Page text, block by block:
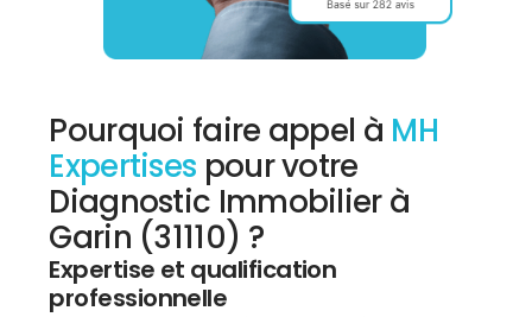
Pourquoi faire appel à MH
Expertises pour votre
Diagnostic Immobilier à
Garin (31110) ?
Expertise et qualification
professionnelle